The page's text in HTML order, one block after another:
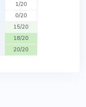
1/20
0/20
15/20
18/20
20/20